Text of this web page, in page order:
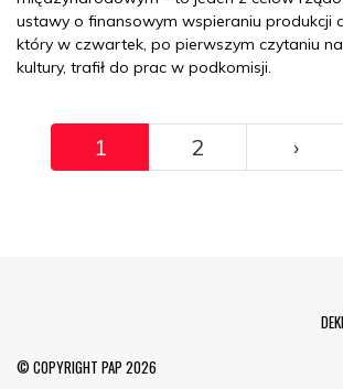
ustawy o finansowym wspieraniu produkcji
który w czwartek, po pierwszym czytaniu
kultury, trafił do prac w podkomisji.
Pagination
1 2 ›››
© COPYRIGHT PAP 2026